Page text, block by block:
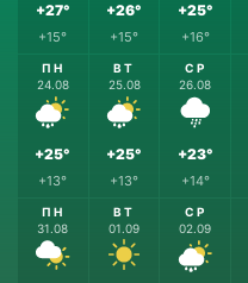
+27°
+15°
+26°
+15°
+25°
+16°
ПН
24.08
+25°
+13°
ВТ
25.08
+25°
+13°
СР
26.08
+23°
+14°
ПН
31.08
ВТ
01.09
СР
02.09